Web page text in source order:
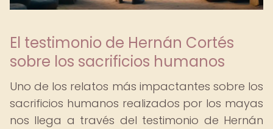
El testimonio de Hernán Cortés
sobre los sacrificios humanos
Uno de los relatos más impactantes sobre los
sacrificios humanos realizados por los mayas
nos llega a través del testimonio de Hernán